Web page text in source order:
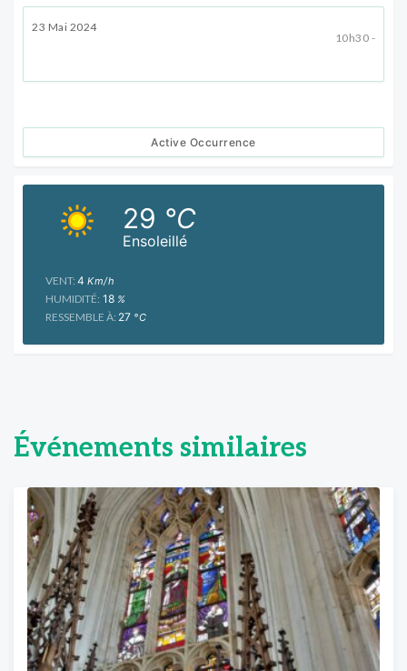
23 Mai 2024
10h30 -
Active Occurrence
Ensoleillé
29 °C
VENT: 4 Km/h
HUMIDITÉ: 18 %
RESSEMBLE À: 27 °C
Événements similaires